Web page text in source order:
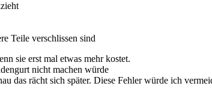
Teile verschlissen sind
sie erst mal etwas mehr kostet.
nicht machen würde
das rächt sich später. Diese Fehler würde ich